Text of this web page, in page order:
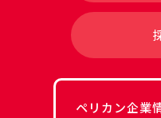
ペリカン企業